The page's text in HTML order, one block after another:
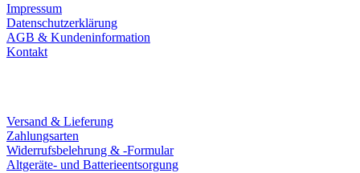
Impressum
Datenschutzerklärung
AGB & Kundeninformation
Kontakt
Versand & Lieferung
Zahlungsarten
Widerrufsbelehrung & -Formular
Altgeräte- und Batterieentsorgung